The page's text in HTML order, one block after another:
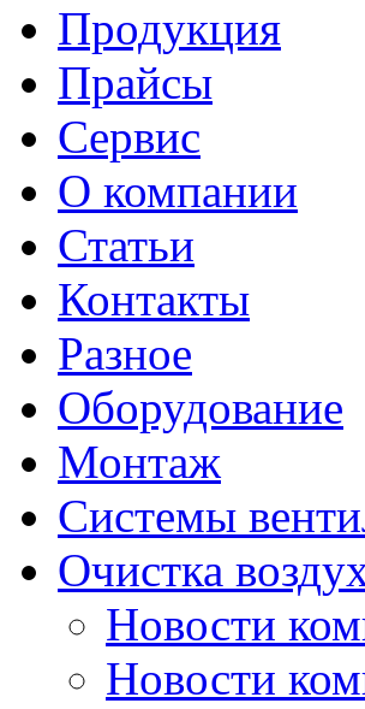
Продукция
Прайсы
Сервис
О компании
Статьи
Контакты
Разное
Оборудование
Монтаж
Системы
Очистка
Новости
Новости